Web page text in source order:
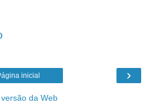
›
inicial
da Web